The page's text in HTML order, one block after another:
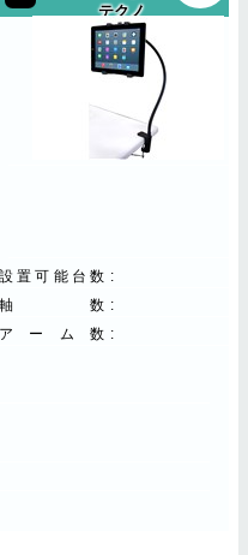
テクノ
設置可能台数
軸数
アーム数